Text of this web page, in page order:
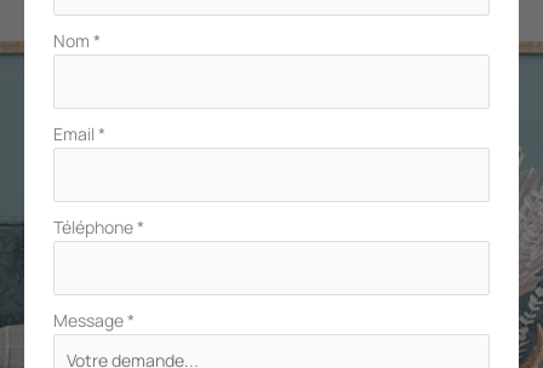
Nom *
Email *
Téléphone*
Message*